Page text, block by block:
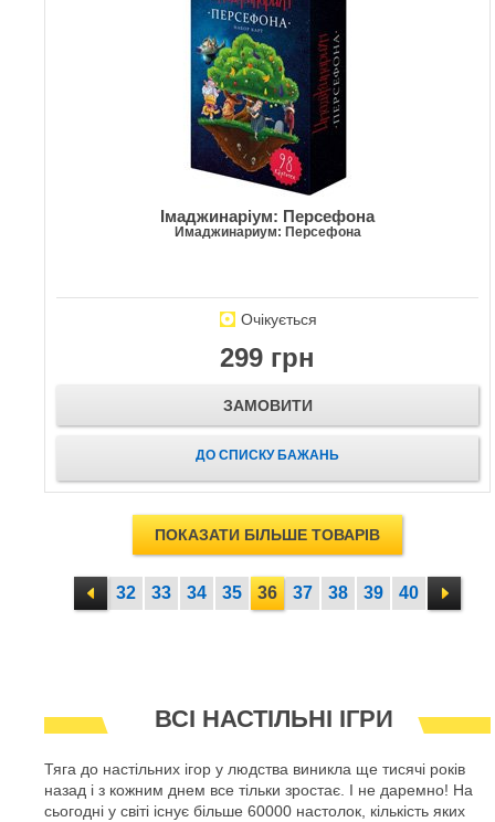
Імаджинаріум: Персефона
Имаджинариум: Персефона
Очікується
299 грн
ЗАМОВИТИ
ДО СПИСКУ БАЖАНЬ
ПОКАЗАТИ БІЛЬШЕ ТОВАРІВ
32 33 34 35 36 37 38 39 40
ВСІ НАСТІЛЬНІ ІГРИ
Тяга до настільних ігор у людства виникла ще тисячі років
назад і з кожним днем все тільки зростає. І не даремно! На
сьогодні у світі існує більше 60000 настолок, кількість яких